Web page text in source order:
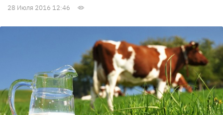
28 Июля 2016 12:46